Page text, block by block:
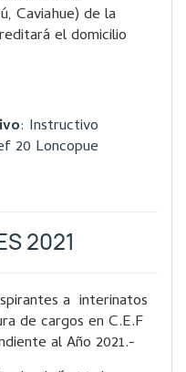
Caviahue) de la
el domicilio
: Instructivo
20 Loncopue
2021
a interinatos
de cargos en C.E.F
al Año 2021.-